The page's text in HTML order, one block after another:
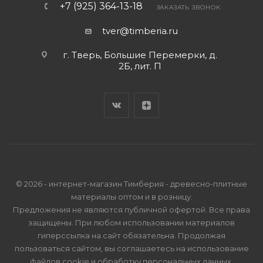
+7 (925) 364-13-18 ЗАКАЗАТЬ ЗВОНОК
tver@timberia.ru
г. Тверь, Большие Перемерки, д.
2Б, лит. П
© 2026 - интернет-магазин Тимберия - древесно-плитные
материалы оптом и в розницу.
Предложения не являются публичной офертой. Все права
защищены. При любом использовании материалов
гиперссылка на сайт обязательна. Продолжая
пользоваться сайтом, вы соглашаетесь на использование